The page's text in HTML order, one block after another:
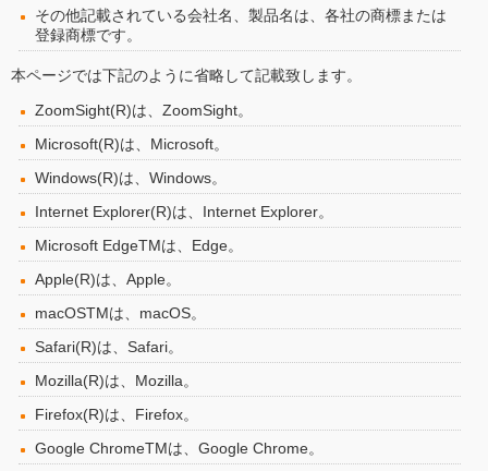
その他記載されている会社名、製品名は、各社の商標または
登録商標です。
本ページでは下記のように省略して記載致します。
ZoomSight(R)は、ZoomSight。
Microsoft(R)は、Microsoft。
Windows(R)は、Windows。
Internet Explorer(R)は、Internet Explorer。
Microsoft EdgeTMは、Edge。
Apple(R)は、Apple。
macOSTMは、macOS。
Safari(R)は、Safari。
Mozilla(R)は、Mozilla。
Firefox(R)は、Firefox。
Google ChromeTMは、Google Chrome。